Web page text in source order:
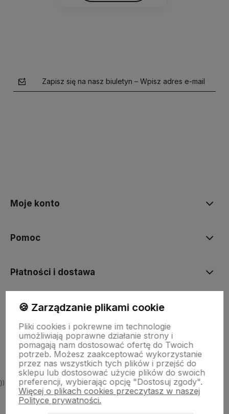
Zapisz się na nasz biuletyn – Wpisz adres e-mail
Moje konto
Pomoc
Płatności i dostawa
Informacje
O nas
})
🍪 Zarządzanie plikami cookie
Pliki cookies i pokrewne im technologie
umożliwiają poprawne działanie strony i
pomagają nam dostosować ofertę do Twoich
potrzeb. Możesz zaakceptować wykorzystanie
przez nas wszystkich tych plików i przejść do
sklepu lub dostosować użycie plików do swoich
preferencji, wybierając opcję "Dostosuj zgody".
Więcej o plikach cookies przeczytasz w naszej
Polityce prywatności.